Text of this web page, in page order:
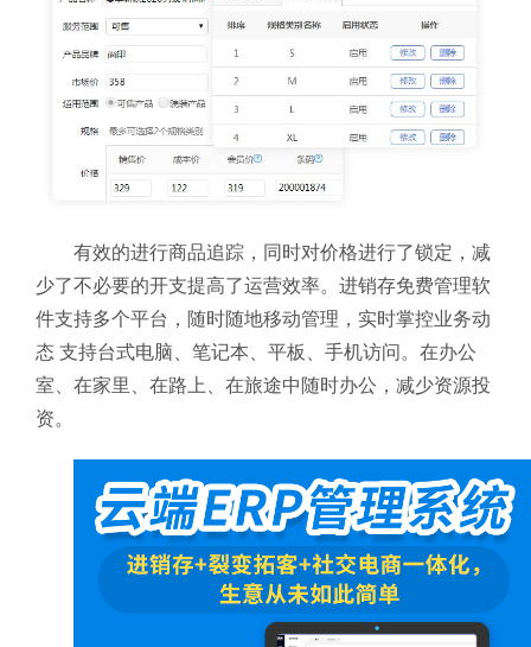
有效的进行商品追踪，同时对价格进行了锁定，减
少了不必要的开支提高了运营效率。进销存免费管理软
件支持多个平台，随时随地移动管理，实时掌控业务动
态 支持台式电脑、笔记本、平板、手机访问。在办公
室、在家里、在路上、在旅途中随时办公，减少资源投
资。